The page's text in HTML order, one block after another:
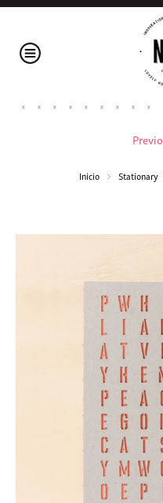
Inicio Stationary
Previo